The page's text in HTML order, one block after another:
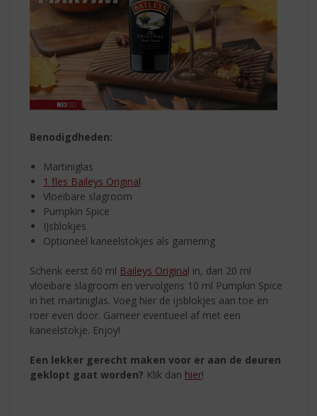
Benodigdheden:
Martiniglas
1 fles Baileys Original
Vloeibare slagroom
Pumpkin Spice
IJsblokjes
Optioneel kaneelstokjes als garnering
Schenk eerst 60 ml Baileys Original in, dan 20 ml
vloeibare slagroom en vervolgens 10 ml Pumpkin Spice
in het martiniglas. Voeg hier de ijsblokjes aan toe en
roer even door. Garneer eventueel af met een
kaneelstokje. Enjoy!
Een lekker gerecht maken voor er aan de deuren
geklopt gaat worden? Klik dan hier!